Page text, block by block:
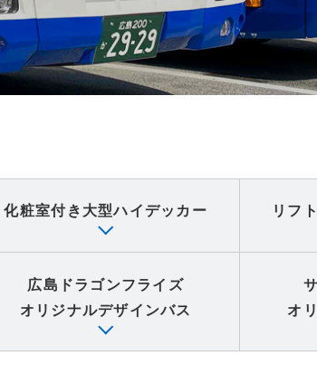
化粧室付き大型ハイデッカー リフ
広島ドラゴンフライズ
オリジナルデザインバス
オ